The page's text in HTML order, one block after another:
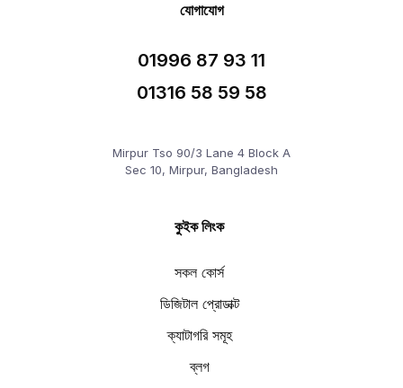
যোগাযোগ
01996 87 93 11
01316 58 59 58
Mirpur Tso 90/3 Lane 4 Block A
Sec 10, Mirpur, Bangladesh
কুইক লিংক
সকল কোর্স
ডিজিটাল প্রোডাক্ট
ক্যাটাগরি সমূহ
ব্লগ